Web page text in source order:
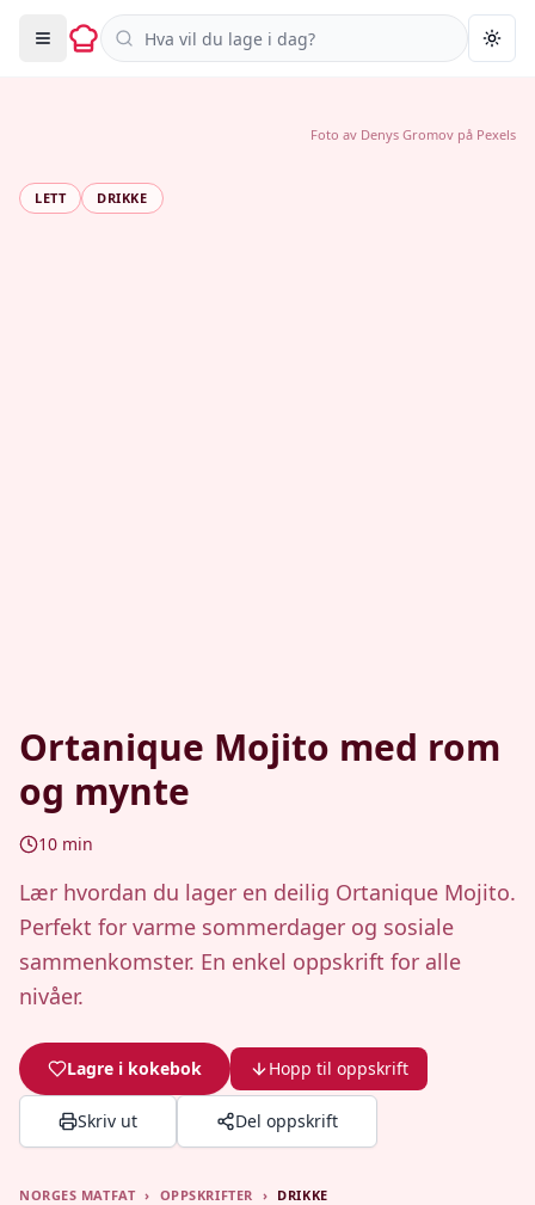
Søk i oppskrifter
LETT DRIKKE
Ortanique Mojito med rom
og mynte
10 min
Lær hvordan du lager en deilig Ortanique Mojito.
Perfekt for varme sommerdager og sosiale
sammenkomster. En enkel oppskrift for alle
nivåer.
Lagre i kokebok Hopp til oppskrift
Skriv ut Del oppskrift
Foto av Denys Gromov på Pexels
NORGES MATFAT › OPPSKRIFTER › DRIKKE